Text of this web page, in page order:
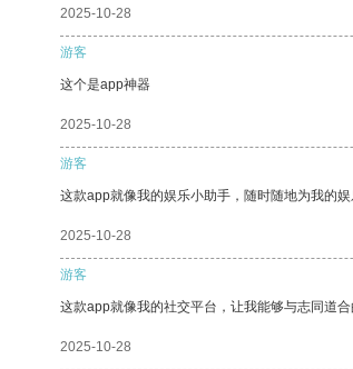
2025-10-28
游客
这个是app神器
2025-10-28
游客
这款app就像我的娱乐小助手，随时随地为我的娱
2025-10-28
游客
这款app就像我的社交平台，让我能够与志同道合
2025-10-28